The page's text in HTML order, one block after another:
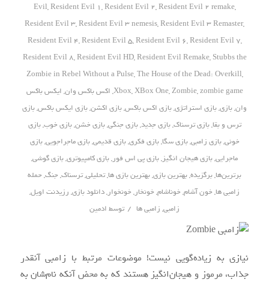
Evil,Resident Evil 1,Resident Evil 2,Resident Evil 2 remake,
Resident Evil 3,Resident Evil 3 nemesis,Resident Evil 3 Remaster,
Resident Evil 4,Resident Evil 5,Resident Evil 6,Resident Evil 7,
Resident Evil 8,Resident Evil HD,Resident Evil Remake, Stubbs the
Zombie in Rebel Without a Pulse,The House of the Dead: Overkill,
Xbox,XBox One,Zombie,zombie game
, اکس باکس وان, ایکس باکس
وان,بازی,بازی استراتژی,بازی اکس باکس,بازی اکشن,بازی ایکس باکس,بازی
ترس و بقا,بازی ترسناک,بازی جدید,بازی جنگی,بازی خشن,بازی خوب,بازی
خونی,بازی زامبی,بازی سگا,بازی فکری,بازی قدیمی,بازی ماجراجویی,بازی
ماجرایی,بازی هیجان انگیز,بازی پی اس فور,بازی کامپیوتری,بازی گوشی,
برترین‌ها,برگزیده,بهترین بازی,بهترین بازی ها,تحلیلی,ترسناک,جنگ,حمله
زامبی ها,خون آشام,خوناشام,خونخار,خونخوار,دانلود بازی, رزیدنت اویل,
زامبی, زامبی ها / توسط ادمین
نیازی به زیاده‌گویی نیست! موضوعات مرتبط با زامبی آنقدر
جذاب، مرموز و هیجان‌انگیز هستند که به محض آنکه نام‌شان به